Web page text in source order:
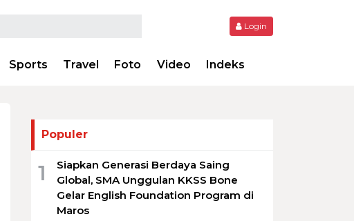
Login
Sports Travel Foto Video Indeks
Populer
1
Siapkan Generasi Berdaya Saing
Global, SMA Unggulan KKSS Bone
Gelar English Foundation Program di
Maros